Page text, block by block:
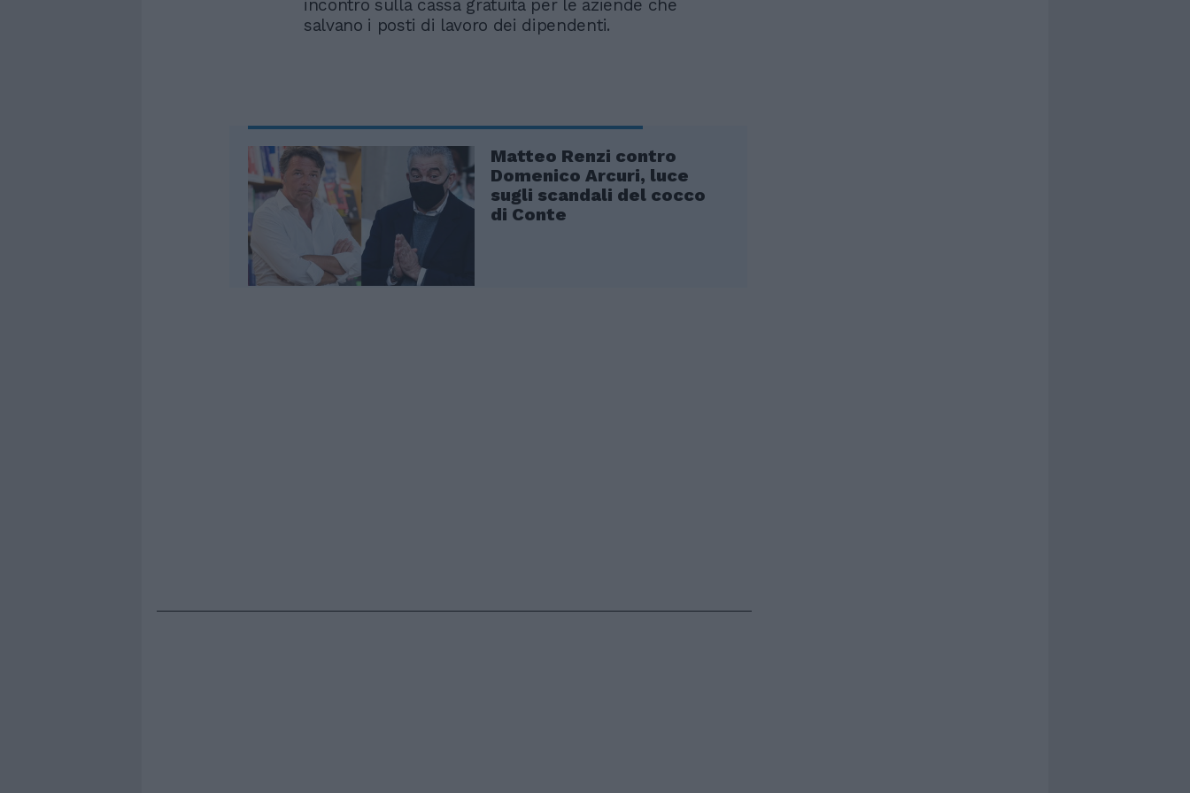
incontro sulla cassa gratuita per le aziende che
salvano i posti di lavoro dei dipendenti.
Matteo Renzi contro
Domenico Arcuri, luce
sugli scandali del cocco
di Conte